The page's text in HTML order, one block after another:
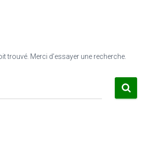
trouvé. Merci d’essayer une recherche.